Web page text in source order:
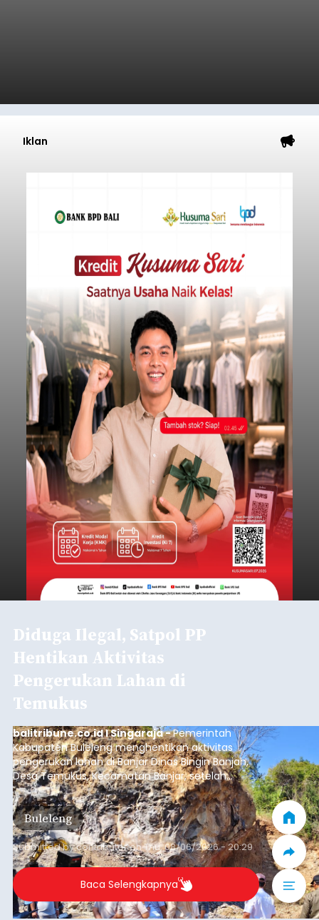
Iklan
Diduga Ilegal, Satpol PP
Hentikan Aktivitas
Pengerukan Lahan di
Temukus
balitribune.co.id I Singaraja -Pemerintah
Kabupaten Buleleng menghentikan aktivitas
pengerukan lahan di Banjar Dinas Bingin Banjah,
Desa Temukus, Kecamatan Banjar, setelah
ditemukan indikasi kegiatan pengambilan
material yang tidak sesuai dengan peruntukan
kawasan.
Buleleng
Submitted bycontributoronThu, 08/06/2026 - 20:29
Baca Selengkapnya